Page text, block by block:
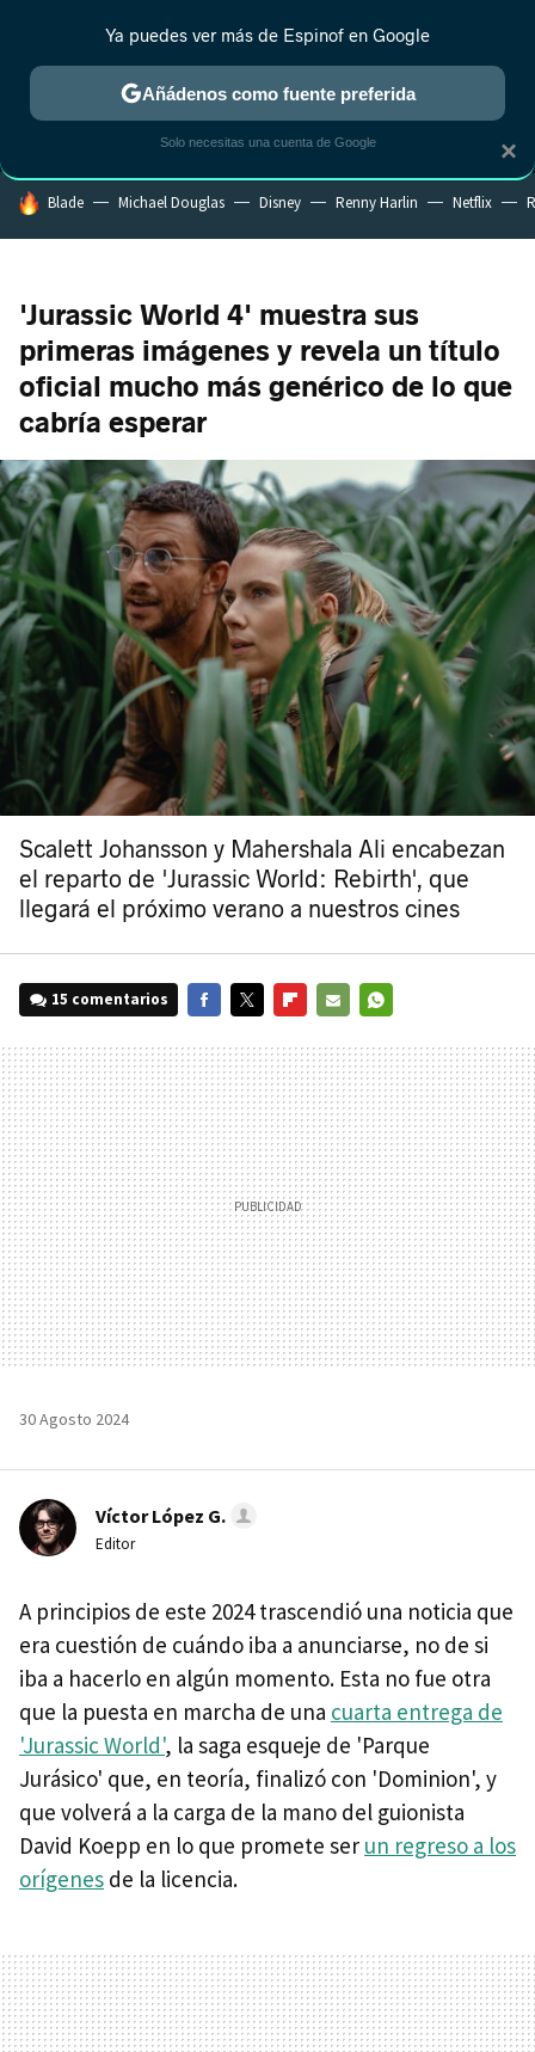
MENÚ NUEVO
ESTRENOS REALITY ANIME RANKINGS CINE
HOY SE HABLA DE
Blade Michael Douglas Disney Renny Harlin Netflix
'Jurassic World 4' muestra sus
primeras imágenes y revela un título
oficial mucho más genérico de lo que
cabría esperar
Scalett Johansson y Mahershala Ali encabezan
el reparto de 'Jurassic World: Rebirth', que
llegará el próximo verano a nuestros cines
15 comentarios
MAIL
30 Agosto 2024
Víctor López G.
Editor
A principios de este 2024 trascendió una noticia que
era cuestión de cuándo iba a anunciarse, no de si
iba a hacerlo en algún momento. Esta no fue otra
que la puesta en marcha de una cuarta entrega de
'Jurassic World', la saga esqueje de 'Parque
Jurásico' que, en teoría, finalizó con 'Dominion', y
que volverá a la carga de la mano del guionista
David Koepp en lo que promete ser un regreso a los
orígenes de la licencia.
×
Ya puedes ver más de Espinof en Google
Añádenos como fuente preferida
Solo necesitas una cuenta de Google